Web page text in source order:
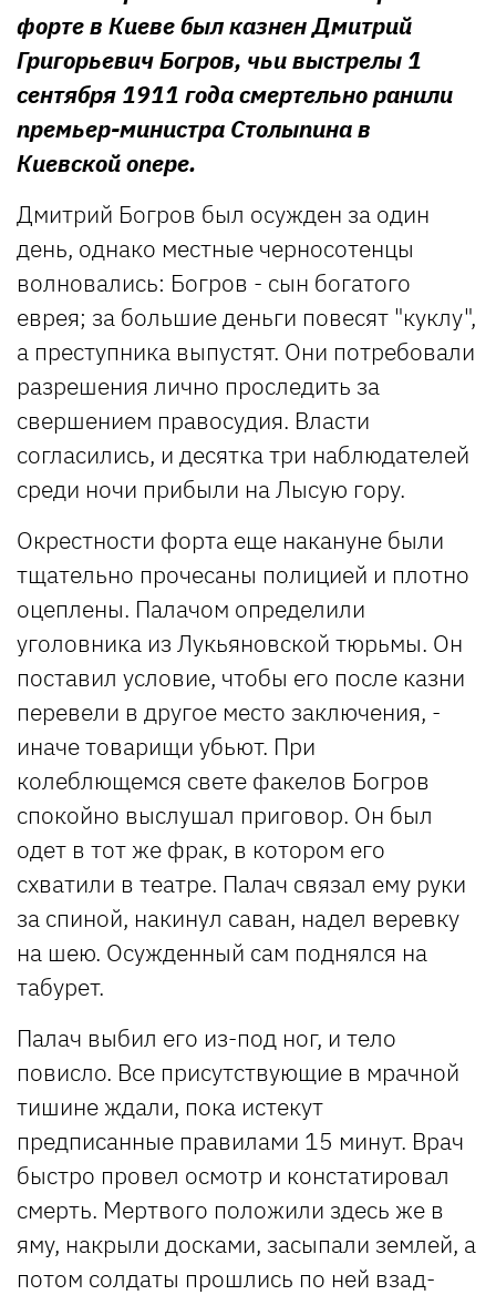
форте в Киеве был казнен Дмитрий
Григорьевич Богров, чьи выстрелы 1
сентября 1911 года смертельно ранили
премьер-министра Столыпина в
Киевской опере.
Дмитрий Богров был осужден за один
день, однако местные черносотенцы
волновались: Богров - сын богатого
еврея; за большие деньги повесят "куклу",
а преступника выпустят. Они потребовали
разрешения лично проследить за
свершением правосудия. Власти
согласились, и десятка три наблюдателей
среди ночи прибыли на Лысую гору.
Окрестности форта еще накануне были
тщательно прочесаны полицией и плотно
оцеплены. Палачом определили
уголовника из Лукьяновской тюрьмы. Он
поставил условие, чтобы его после казни
перевели в другое место заключения, -
иначе товарищи убьют. При
колеблющемся свете факелов Богров
спокойно выслушал приговор. Он был
одет в тот же фрак, в котором его
схватили в театре. Палач связал ему руки
за спиной, накинул саван, надел веревку
на шею. Осужденный сам поднялся на
табурет.
Палач выбил его из-под ног, и тело
повисло. Все присутствующие в мрачной
тишине ждали, пока истекут
предписанные правилами 15 минут. Врач
быстро провел осмотр и констатировал
смерть. Мертвого положили здесь же в
яму, накрыли досками, засыпали землей, а
потом солдаты прошлись по ней взад-